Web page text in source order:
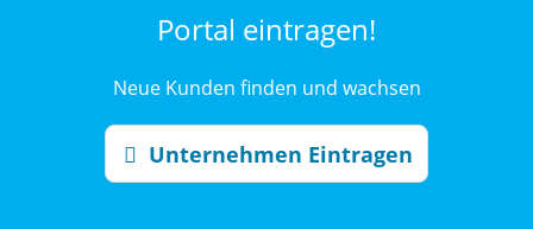
Portal eintragen!
Neue Kunden finden und wachsen
Unternehmen Eintragen